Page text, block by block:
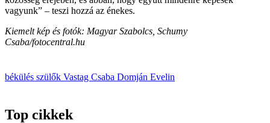
vagyunk” – teszi hozzá az énekes.
Kiemelt kép és fotók: Magyar Szabolcs, Schumy
Csaba/fotocentral.hu
békülés szülők Vastag Csaba Domján Evelin
Top cikkek